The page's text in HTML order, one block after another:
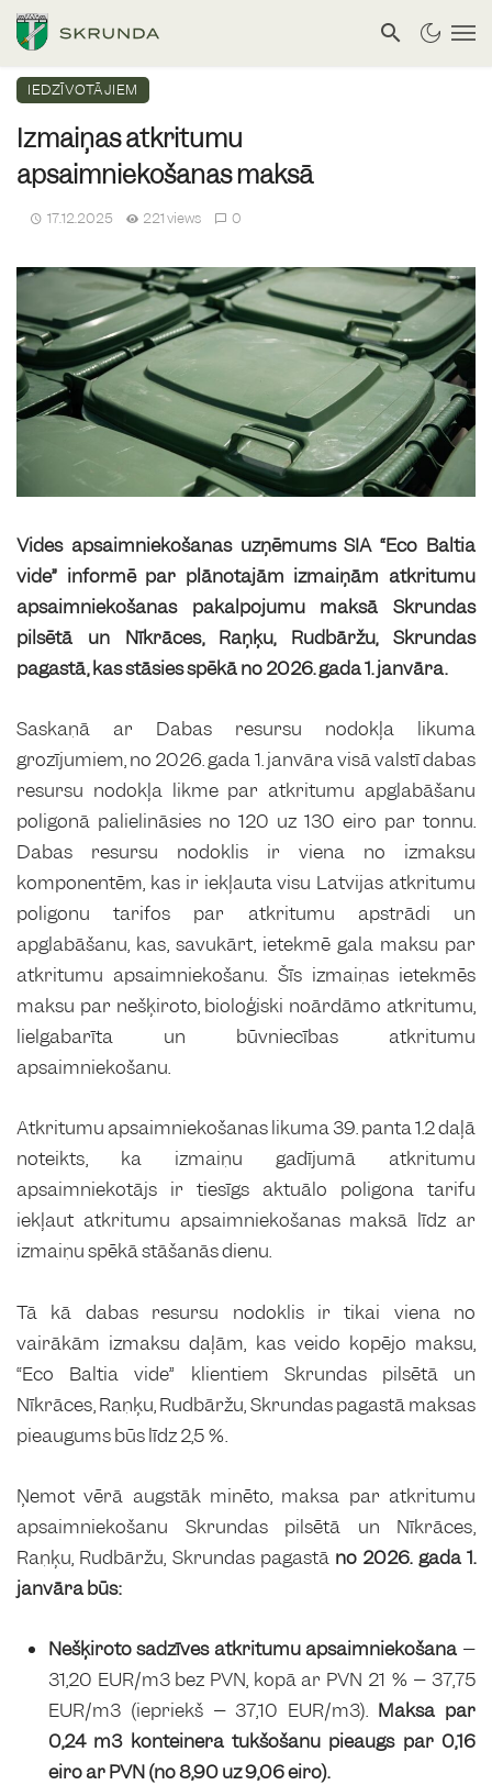
IEDZĪVOTĀJIEM
Izmaiņas atkritumu
apsaimniekošanas maksā
17.12.2025 221 views 0
Vides apsaimniekošanas uzņēmums SIA “Eco Baltia
vide” informē par plānotajām izmaiņām atkritumu
apsaimniekošanas pakalpojumu maksā Skrundas
pilsētā un Nīkrāces, Raņķu, Rudbāržu, Skrundas
pagastā, kas stāsies spēkā no 2026. gada 1. janvāra.
Saskaņā ar Dabas resursu nodokļa likuma
grozījumiem, no 2026. gada 1. janvāra visā valstī dabas
resursu nodokļa likme par atkritumu apglabāšanu
poligonā palielināsies no 120 uz 130 eiro par tonnu.
Dabas resursu nodoklis ir viena no izmaksu
komponentēm, kas ir iekļauta visu Latvijas atkritumu
poligonu tarifos par atkritumu apstrādi un
apglabāšanu, kas, savukārt, ietekmē gala maksu par
atkritumu apsaimniekošanu. Šīs izmaiņas ietekmēs
maksu par nešķiroto, bioloģiski noārdāmo atkritumu,
lielgabarīta un būvniecības atkritumu
apsaimniekošanu.
Atkritumu apsaimniekošanas likuma 39. panta 1.2 daļā
noteikts, ka izmaiņu gadījumā atkritumu
apsaimniekotājs ir tiesīgs aktuālo poligona tarifu
iekļaut atkritumu apsaimniekošanas maksā līdz ar
izmaiņu spēkā stāšanās dienu.
Tā kā dabas resursu nodoklis ir tikai viena no
vairākām izmaksu daļām, kas veido kopējo maksu,
“Eco Baltia vide” klientiem Skrundas pilsētā un
Nīkrāces, Raņķu, Rudbāržu, Skrundas pagastā maksas
pieaugums būs līdz 2,5 %.
Ņemot vērā augstāk minēto, maksa par atkritumu
apsaimniekošanu Skrundas pilsētā un Nīkrāces,
Raņķu, Rudbāržu, Skrundas pagastā no 2026. gada 1.
janvāra būs:
Nešķiroto sadzīves atkritumu apsaimniekošana –
31,20 EUR/m3 bez PVN, kopā ar PVN 21 % – 37,75
EUR/m3 (iepriekš – 37,10 EUR/m3). Maksa par
0,24 m3 konteinera tukšošanu pieaugs par 0,16
eiro ar PVN (no 8,90 uz 9,06 eiro).